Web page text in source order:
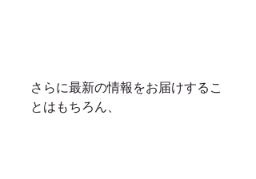
さらに最新の情報をお届けするこ
とはもちろん、